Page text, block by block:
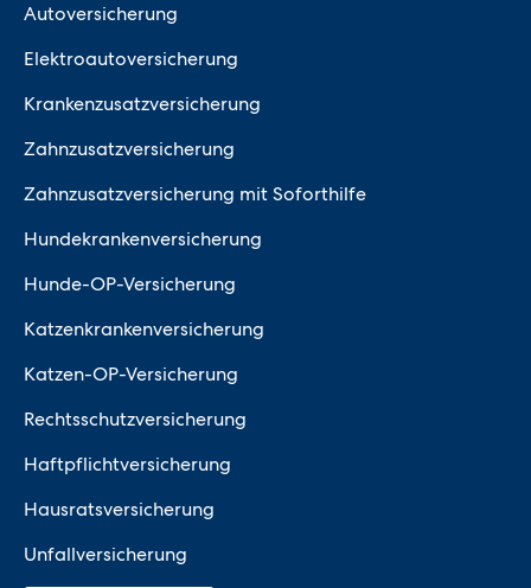
Autoversicherung
Elektroautoversicherung
Krankenzusatzversicherung
Zahnzusatzversicherung
Zahnzusatzversicherung mit Soforthilfe
Hundekrankenversicherung
Hunde-OP-Versicherung
Katzenkrankenversicherung
Katzen-OP-Versicherung
Rechtsschutzversicherung
Haftpflichtversicherung
Hausratsversicherung
Unfallversicherung